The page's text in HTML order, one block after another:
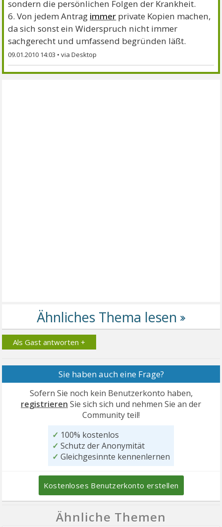
sondern die persönlichen Folgen der Krankheit.
6. Von jedem Antrag immer private Kopien machen,
da sich sonst ein Widerspruch nicht immer
sachgerecht und umfassend begründen läßt.
09.01.2010 14:03 •
Als Gast antworten +
Sie haben auch eine Frage?
Sofern Sie noch kein Benutzerkonto haben,
registrieren Sie sich sich und nehmen Sie an der
Community teil!
✓ 100% kostenlos
✓ Schutz der Anonymität
✓ Gleichgesinnte kennenlernen
Kostenloses Benutzerkonto erstellen
Ähnliche Themen